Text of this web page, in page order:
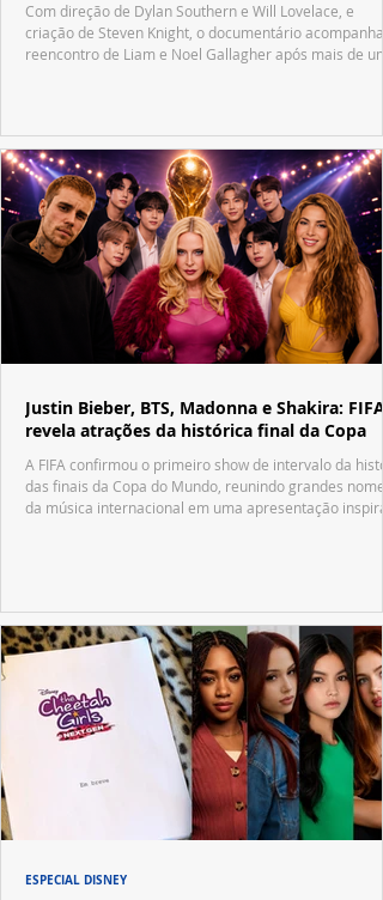
Com direção de Dylan Southern e Will Lovelace, e
criação de Steven Knight, o documentário acompanha
reencontro de Liam e Noel Gallagher após mais de
Justin Bieber, BTS, Madonna e Shakira: FIFA
revela atrações da histórica final da Copa
A FIFA confirmou o primeiro show de intervalo da
das finais da Copa do Mundo, reunindo grandes nomes
da música internacional em uma apresentação
ESPECIAL DISNEY